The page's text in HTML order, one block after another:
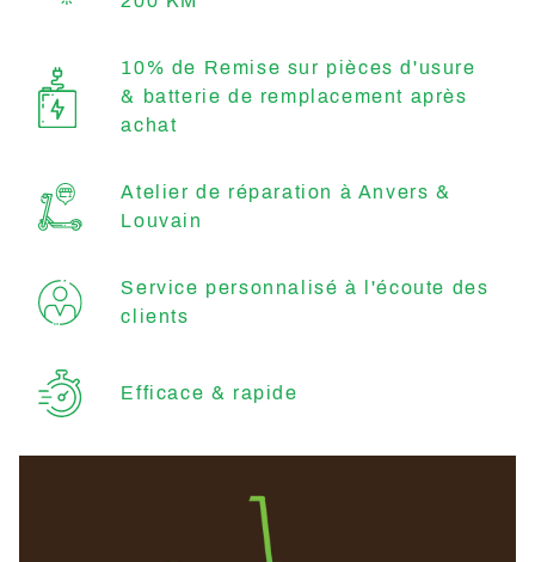
10% de Remise sur pièces d'usure
& batterie de remplacement après
achat
Atelier de réparation à Anvers &
Louvain
Service personnalisé à l'écoute des
clients
Efficace & rapide